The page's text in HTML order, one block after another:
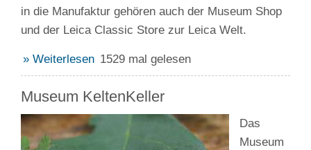
in die Manufaktur gehören auch der Museum Shop
und der Leica Classic Store zur Leica Welt.
» Weiterlesen 1529 mal gelesen
Museum KeltenKeller
Das
Museum